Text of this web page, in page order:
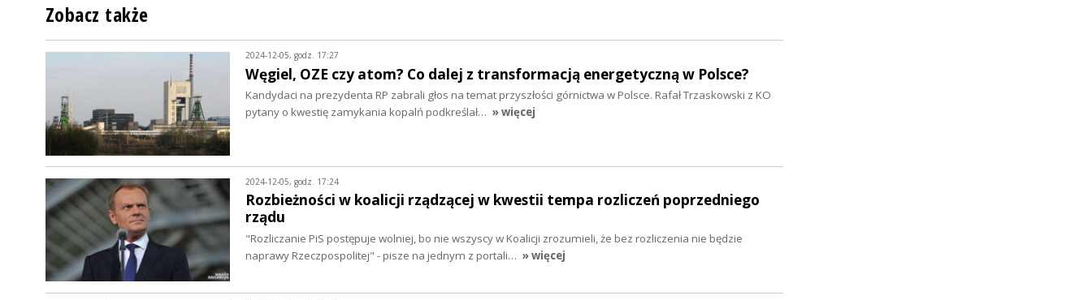
Zobacz także
2024-12-05, godz. 17:27
Węgiel, OZE czy atom? Co dalej z transformacją energetyczną w Polsce?
Kandydaci na prezydenta RP zabrali głos na temat przyszłości górnictwa w Polsce. Rafał Trzaskowski z KO
pytany o kwestię zamykania kopalń podkreślał… » więcej
2024-12-05, godz. 17:24
Rozbieżności w koalicji rządzącej w kwestii tempa rozliczeń poprzedniego
rządu
"Rozliczanie PiS postępuje wolniej, bo nie wszyscy w Koalicji zrozumieli, że bez rozliczenia nie będzie
naprawy Rzeczpospolitej" - pisze na jednym z portali… » więcej